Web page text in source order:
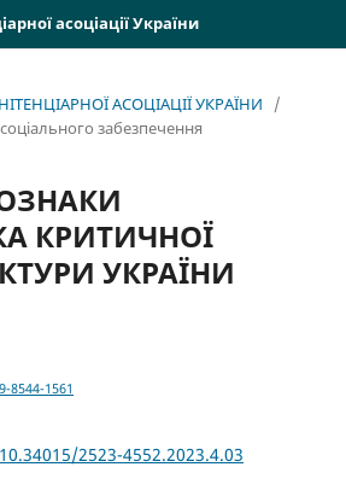
асоціації України
АСОЦІАЦІЇ УКРАЇНИ
/
забезпечення
КРИТИЧНОЇ
УКРАЇНИ
8544-1561
2523-4552.2023.4.03